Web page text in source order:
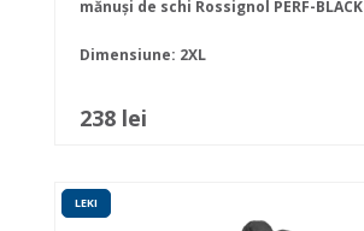
mănuși de schi Rossignol PERF-BLACK
Dimensiune: 2XL
238 lei
LEKI